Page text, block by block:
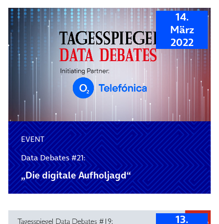
14.
März
2022
EVENT
Data Debates #21:
„Die digitale Aufholjagd“
13.